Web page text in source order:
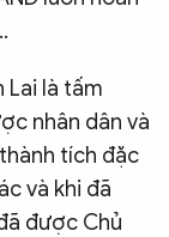
Lai là tấm
nhân dân và
tích đặc
và khi đã
được Chủ